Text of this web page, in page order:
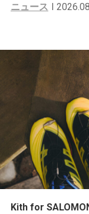
ニュース
Kith for